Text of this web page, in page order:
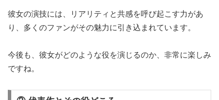
彼女の演技には、リアリティと共感を呼び起こす力があ
り、多くのファンがその魅力に引き込まれています。
今後も、彼女がどのような役を演じるのか、非常に楽しみ
ですね。